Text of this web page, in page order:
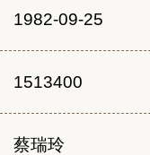
1982-09-25
1513400
蔡瑞玲